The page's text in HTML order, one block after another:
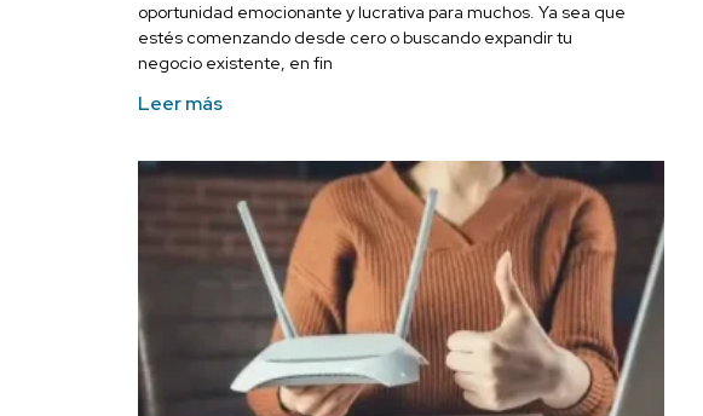
oportunidad emocionante y lucrativa para muchos. Ya sea que
estés comenzando desde cero o buscando expandir tu
negocio existente, en fin
Leer más